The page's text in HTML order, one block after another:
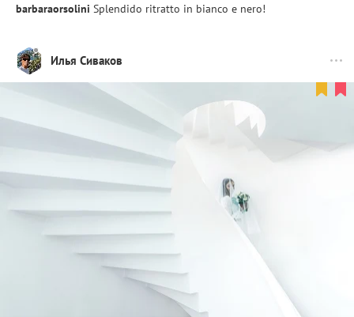
barbaraorsolini Splendido ritratto in bianco e nero!
Илья Сиваков